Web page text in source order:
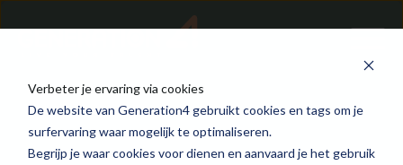
Verbeter je ervaring via cookies
De website van Generation4 gebruikt cookies en tags om je
surfervaring waar mogelijk te optimaliseren.
Begrijp je waar cookies voor dienen en aanvaard je het gebruik